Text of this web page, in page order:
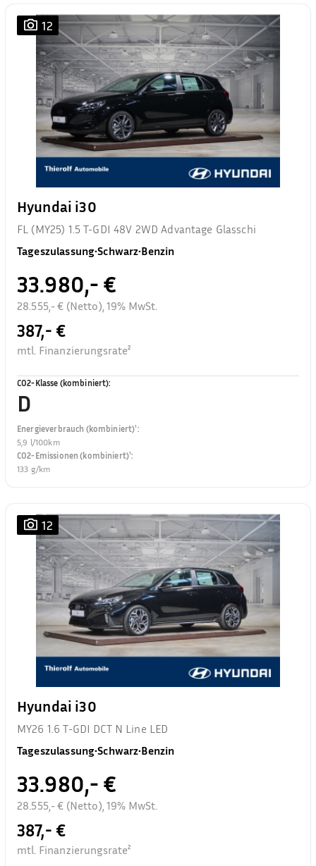
12
Hyundai i30
FL (MY25) 1.5 T-GDI 48V 2WD Advantage Glasschi
Tageszulassung•Schwarz•Benzin
33.980,- €
28.555,- € (Netto), 19% MwSt.
387,- €
mtl. Finanzierungsrate²
CO2-Klasse (kombiniert):
D
Energieverbrauch (kombiniert)¹:
5,9 l/100km
CO2-Emissionen (kombiniert)¹:
133 g/km
12
Hyundai i30
MY26 1.6 T-GDI DCT N Line LED
Tageszulassung•Schwarz•Benzin
33.980,- €
28.555,- € (Netto), 19% MwSt.
387,- €
mtl. Finanzierungsrate²